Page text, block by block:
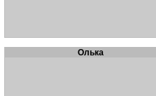
Олька